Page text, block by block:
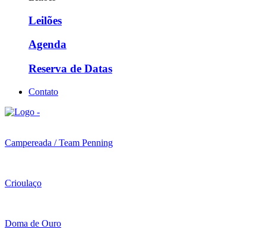
Leilões
Agenda
Reserva de Datas
Contato
Campereada / Team Penning
Crioulaço
Doma de Ouro